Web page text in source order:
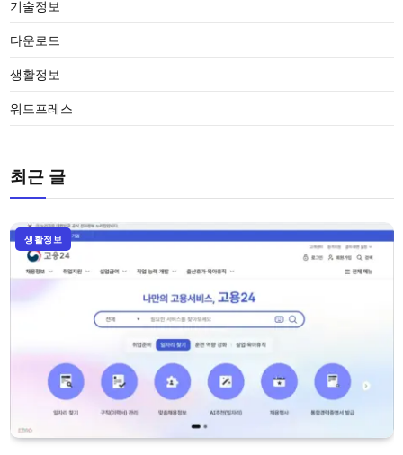
기술정보
다운로드
생활정보
워드프레스
최근 글
생활정보